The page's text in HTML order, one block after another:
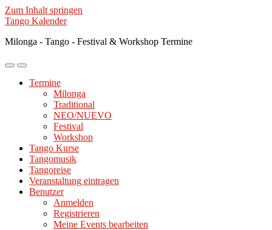
Zum Inhalt springen
Tango Kalender
Milonga - Tango - Festival & Workshop Termine
Mobile-
ein-/ausblenden
Suchfeld
ein-/ausblenden
Termine
Milonga
Traditional
NEO/NUEVO
Festival
Workshop
Tango Kurse
Tangomusik
Tangoreise
Veranstaltung eintragen
Benutzer
Anmelden
Registrieren
Meine Events bearbeiten